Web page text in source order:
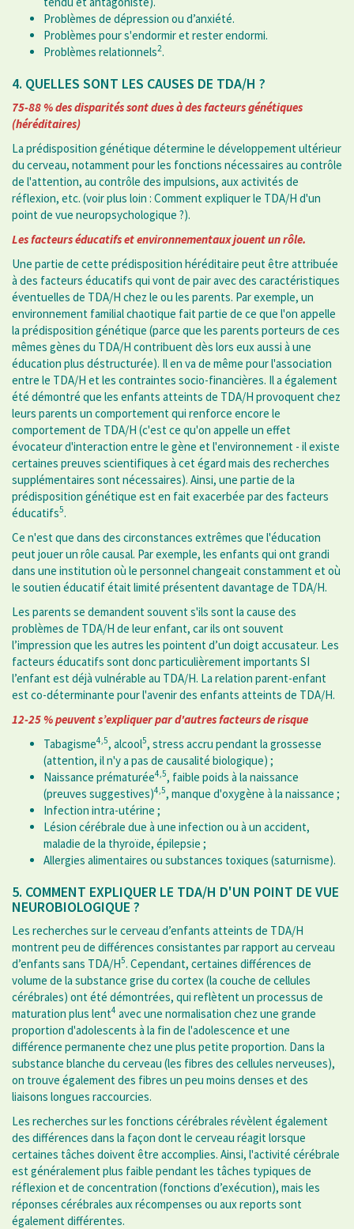
Problèmes de dépression ou d’anxiété.
Problèmes pour s'endormir et rester endormi.
Problèmes relationnels2.
4. QUELLES SONT LES CAUSES DE TDA/H ?
75-88 % des disparités sont dues à des facteurs génétiques
(héréditaires)
La prédisposition génétique détermine le développement ultérieur
du cerveau, notamment pour les fonctions nécessaires au contrôle
de l'attention, au contrôle des impulsions, aux activités de
réflexion, etc. (voir plus loin : Comment expliquer le TDA/H d'un
point de vue neuropsychologique ?).
Les facteurs éducatifs et environnementaux jouent un rôle.
Une partie de cette prédisposition héréditaire peut être attribuée
à des facteurs éducatifs qui vont de pair avec des caractéristiques
éventuelles de TDA/H chez le ou les parents. Par exemple, un
environnement familial chaotique fait partie de ce que l'on appelle
la prédisposition génétique (parce que les parents porteurs de ces
mêmes gènes du TDA/H contribuent dès lors eux aussi à une
éducation plus déstructurée). Il en va de même pour l'association
entre le TDA/H et les contraintes socio-financières. Il a également
été démontré que les enfants atteints de TDA/H provoquent chez
leurs parents un comportement qui renforce encore le
comportement de TDA/H (c'est ce qu'on appelle un effet
évocateur d'interaction entre le gène et l'environnement - il existe
certaines preuves scientifiques à cet égard mais des recherches
supplémentaires sont nécessaires). Ainsi, une partie de la
prédisposition génétique est en fait exacerbée par des facteurs
éducatifs5.
Ce n'est que dans des circonstances extrêmes que l'éducation
peut jouer un rôle causal. Par exemple, les enfants qui ont grandi
dans une institution où le personnel changeait constamment et où
le soutien éducatif était limité présentent davantage de TDA/H.
Les parents se demandent souvent s'ils sont la cause des
problèmes de TDA/H de leur enfant, car ils ont souvent
l’impression que les autres les pointent d’un doigt accusateur. Les
facteurs éducatifs sont donc particulièrement importants SI
l’enfant est déjà vulnérable au TDA/H. La relation parent-enfant
est co-déterminante pour l'avenir des enfants atteints de TDA/H.
12-25 % peuvent s’expliquer par d'autres facteurs de risque
Tabagisme4,5, alcool5, stress accru pendant la grossesse
(attention, il n'y a pas de causalité biologique) ;
Naissance prématurée4,5, faible poids à la naissance
(preuves suggestives)4,5, manque d'oxygène à la naissance ;
Infection intra-utérine ;
Lésion cérébrale due à une infection ou à un accident,
maladie de la thyroïde, épilepsie ;
Allergies alimentaires ou substances toxiques (saturnisme).
5. COMMENT EXPLIQUER LE TDA/H D'UN POINT DE VUE
NEUROBIOLOGIQUE ?
Les recherches sur le cerveau d’enfants atteints de TDA/H
montrent peu de différences consistantes par rapport au cerveau
d’enfants sans TDA/H5. Cependant, certaines différences de
volume de la substance grise du cortex (la couche de cellules
cérébrales) ont été démontrées, qui reflètent un processus de
maturation plus lent4 avec une normalisation chez une grande
proportion d'adolescents à la fin de l'adolescence et une
différence permanente chez une plus petite proportion. Dans la
substance blanche du cerveau (les fibres des cellules nerveuses),
on trouve également des fibres un peu moins denses et des
liaisons longues raccourcies.
Les recherches sur les fonctions cérébrales révèlent également
des différences dans la façon dont le cerveau réagit lorsque
certaines tâches doivent être accomplies. Ainsi, l'activité cérébrale
est généralement plus faible pendant les tâches typiques de
réflexion et de concentration (fonctions d’exécution), mais les
réponses cérébrales aux récompenses ou aux reports sont
également différentes.